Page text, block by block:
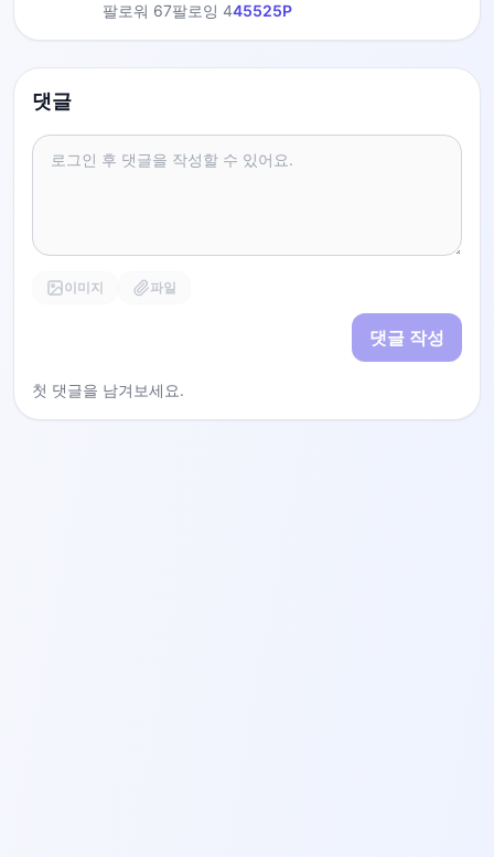
팔로워 67팔로잉 445525P
댓글
이미지 파일
댓글 작성
첫 댓글을 남겨보세요.